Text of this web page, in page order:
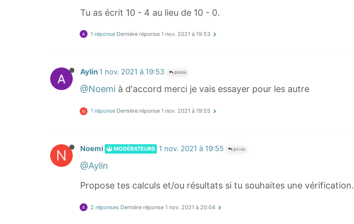
_
k
+
k
)
\
m
r
=
.
_
{
0
U
_
+
(
1
Tu as écrit 10 - 4 au lieu de 10 - 0.
1 réponse Dernière réponse 1 nov. 2021 à 19:53
Aylin 1 nov. 2021 à 19:53 @NOEMI
@Noemi à d'accord merci je vais essayer pour les autre
N 1 réponse Dernière réponse 1 nov. 2021 à 19:55
N Noemi MODÉRATEURS 1 nov. 2021 à 19:55 @AYLIN
@Aylin
Propose tes calculs et/ou résultats si tu souhaites une vérification.
2 réponses Dernière réponse 1 nov. 2021 à 20:04